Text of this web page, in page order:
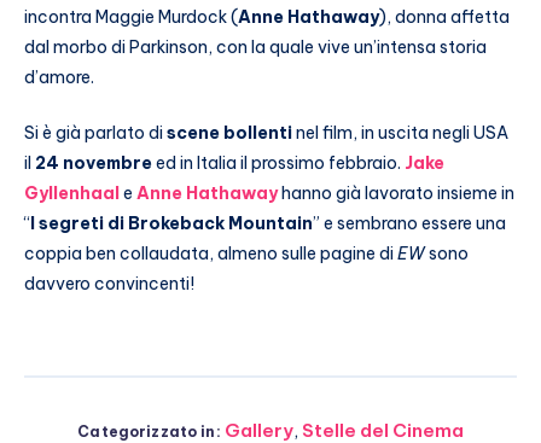
incontra Maggie Murdock (Anne Hathaway), donna affetta
dal morbo di Parkinson, con la quale vive un’intensa storia
d’amore.
Si è già parlato discene bollentinel film, in uscita negli USA
il 24 novembreed in Italia il prossimo febbraio. Jake
Gyllenhaale Anne Hathawayhanno già lavorato insieme in
“I segreti di Brokeback Mountain” e sembrano essere una
coppia ben collaudata, almeno sulle pagine diEWsono
davvero convincenti!
Categorizzato in: Gallery, Stelle del Cinema